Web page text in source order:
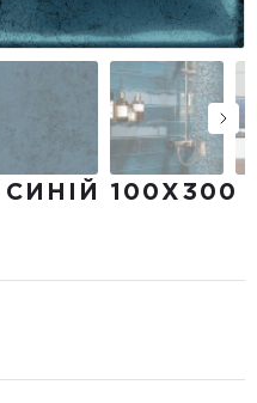
100X300